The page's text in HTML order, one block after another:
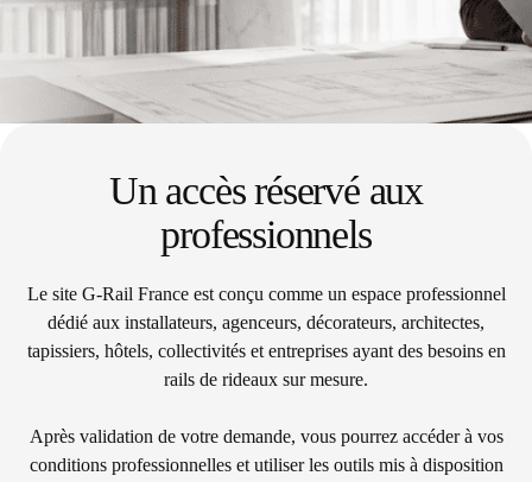
Un accès réservé aux
professionnels
Le site G-Rail France est conçu comme un espace professionnel
dédié aux installateurs, agenceurs, décorateurs, architectes,
tapissiers, hôtels, collectivités et entreprises ayant des besoins en
rails de rideaux sur mesure.
Après validation de votre demande, vous pourrez accéder à vos
conditions professionnelles et utiliser les outils mis à disposition